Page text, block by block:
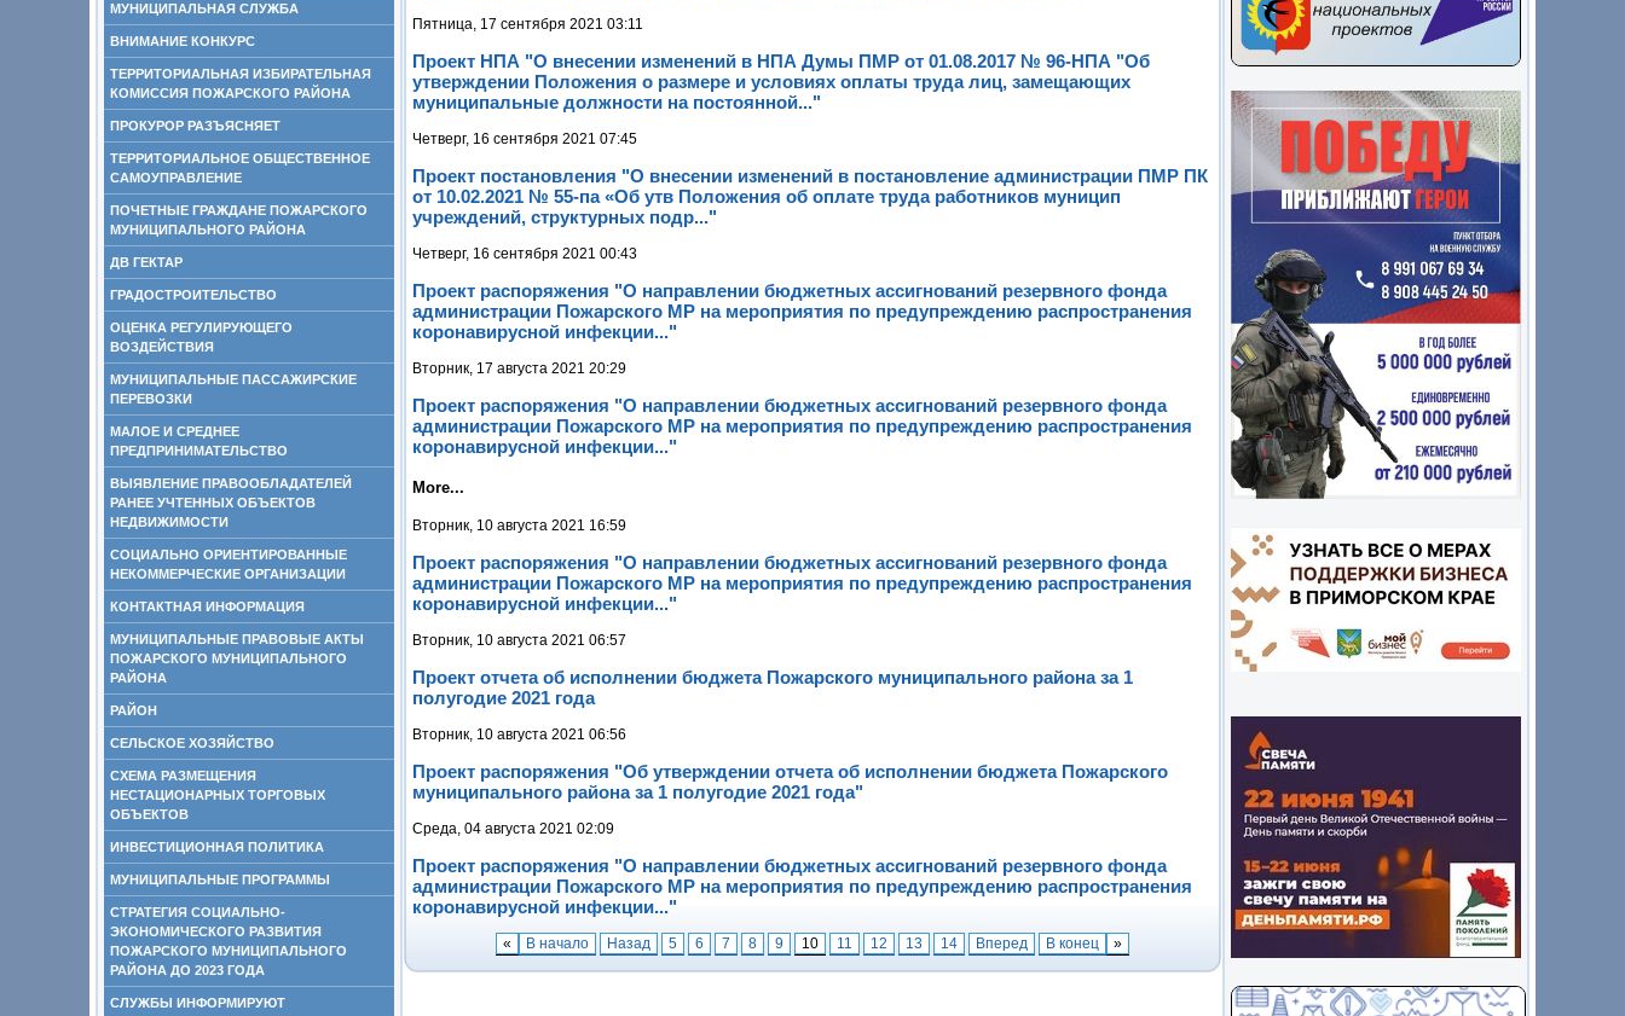
МУНИЦИПАЛЬНАЯ СЛУЖБА
ВНИМАНИЕ КОНКУРС
ТЕРРИТОРИАЛЬНАЯ ИЗБИРАТЕЛЬНАЯ
КОМИССИЯ ПОЖАРСКОГО РАЙОНА
ПРОКУРОР РАЗЪЯСНЯЕТ
ТЕРРИТОРИАЛЬНОЕ ОБЩЕСТВЕННОЕ
САМОУПРАВЛЕНИЕ
ПОЧЕТНЫЕ ГРАЖДАНЕ ПОЖАРСКОГО
МУНИЦИПАЛЬНОГО РАЙОНА
ДВ ГЕКТАР
ГРАДОСТРОИТЕЛЬСТВО
ОЦЕНКА РЕГУЛИРУЮЩЕГО
ВОЗДЕЙСТВИЯ
МУНИЦИПАЛЬНЫЕ ПАССАЖИРСКИЕ
ПЕРЕВОЗКИ
МАЛОЕ И СРЕДНЕЕ
ПРЕДПРИНИМАТЕЛЬСТВО
ВЫЯВЛЕНИЕ ПРАВООБЛАДАТЕЛЕЙ
РАНЕЕ УЧТЕННЫХ ОБЪЕКТОВ
НЕДВИЖИМОСТИ
СОЦИАЛЬНО ОРИЕНТИРОВАННЫЕ
НЕКОММЕРЧЕСКИЕ ОРГАНИЗАЦИИ
КОНТАКТНАЯ ИНФОРМАЦИЯ
МУНИЦИПАЛЬНЫЕ ПРАВОВЫЕ АКТЫ
ПОЖАРСКОГО МУНИЦИПАЛЬНОГО
РАЙОНА
РАЙОН
СЕЛЬСКОЕ ХОЗЯЙСТВО
СХЕМА РАЗМЕЩЕНИЯ
НЕСТАЦИОНАРНЫХ ТОРГОВЫХ
ОБЪЕКТОВ
ИНВЕСТИЦИОННАЯ ПОЛИТИКА
МУНИЦИПАЛЬНЫЕ ПРОГРАММЫ
СТРАТЕГИЯ СОЦИАЛЬНО-
ЭКОНОМИЧЕСКОГО РАЗВИТИЯ
ПОЖАРСКОГО МУНИЦИПАЛЬНОГО
РАЙОНА ДО 2023 ГОДА
СЛУЖБЫ ИНФОРМИРУЮТ
Пятница, 17 сентября 2021 03:11
Проект НПА "О внесении изменений в НПА Думы ПМР от 01.08.2017 № 96-НПА "Об
утверждении Положения о размере и условиях оплаты труда лиц, замещающих
муниципальные должности на постоянной..."
Четверг, 16 сентября 2021 07:45
Проект постановления "О внесении изменений в постановление администрации ПМР ПК
от 10.02.2021 № 55-па «Об утв Положения об оплате труда работников муницип
учреждений, структурных подр..."
Четверг, 16 сентября 2021 00:43
Проект распоряжения "О направлении бюджетных ассигнований резервного фонда
администрации Пожарского МР на мероприятия по предупреждению распространения
коронавирусной инфекции..."
Вторник, 17 августа 2021 20:29
Проект распоряжения "О направлении бюджетных ассигнований резервного фонда
администрации Пожарского МР на мероприятия по предупреждению распространения
коронавирусной инфекции..."
More...
Вторник, 10 августа 2021 16:59
Проект распоряжения "О направлении бюджетных ассигнований резервного фонда
администрации Пожарского МР на мероприятия по предупреждению распространения
коронавирусной инфекции..."
Вторник, 10 августа 2021 06:57
Проект отчета об исполнении бюджета Пожарского муниципального района за 1
полугодие 2021 года
Вторник, 10 августа 2021 06:56
Проект распоряжения "Об утверждении отчета об исполнении бюджета Пожарского
муниципального района за 1 полугодие 2021 года"
Среда, 04 августа 2021 02:09
Проект распоряжения "О направлении бюджетных ассигнований резервного фонда
администрации Пожарского МР на мероприятия по предупреждению распространения
коронавирусной инфекции..."
« В начало Назад 5 6 7 8 9 10 11 12 13 14 Вперед В конец »